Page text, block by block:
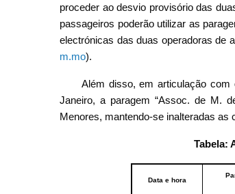
proceder ao desvio provisório das
passageiros poderão utilizar as
electrónicas das duas operadoras de
m.mo).
Além disso, em articulação
Janeiro, a paragem “Assoc. de M.
Menores, mantendo-se inalteradas as
Tabela:
Data e hora